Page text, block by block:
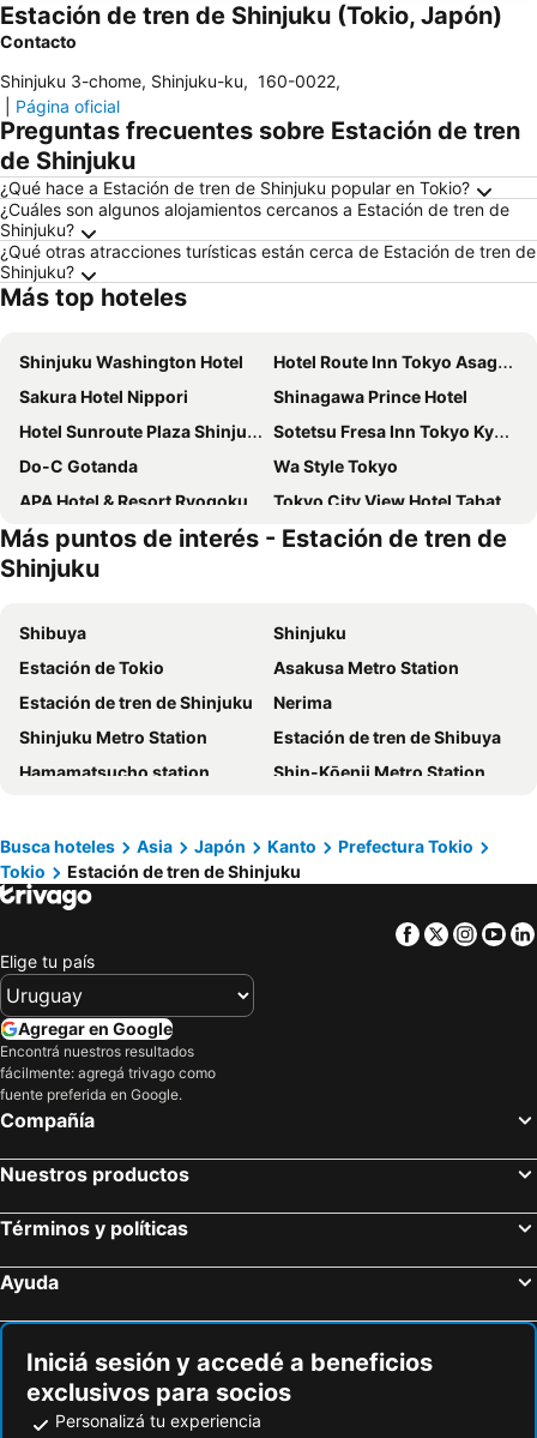
Estación de tren de Shinjuku (Tokio, Japón)
Contacto
Shinjuku 3-chome, Shinjuku-ku, 160-0022,
Página oficial
Preguntas frecuentes sobre Estación de tren
de Shinjuku
¿Qué hace a Estación de tren de Shinjuku popular en Tokio?
¿Cuáles son algunos alojamientos cercanos a Estación de tren de
Shinjuku?
¿Qué otras atracciones turísticas están cerca de Estación de tren de
Shinjuku?
Más top hoteles
Shinjuku Washington Hotel
Hotel Route Inn Tokyo Asagaya
Sakura Hotel Nippori
Shinagawa Prince Hotel
Hotel Sunroute Plaza Shinjuku
Sotetsu Fresa Inn Tokyo Kyobashi
Do-C Gotanda
Wa Style Tokyo
APA Hotel & Resort Ryogoku Ekimae Tower
Tokyo City View Hotel Tabata Station
Shibuya Excel Hotel Tokyu
Shinjuku Granbell Hotel
Hotel Sunlite Shinjuku
LYURO Tokyo Kiyosumi by THE SHARE HOTELS
Nishitetsu Inn Shinjuku
remm Roppongi
Hotel Sunroute Asakusa
Urayasu Sun Hotel
The Royal Park Hotel Iconic Tokyo Shiodome
Shibuya Tokyu REI Hotel
THE KNOT TOKYO Shinjuku
Mitsui Garden Hotel Otemachi
E Hotel Higashi Shinjuku
APA Hotel Akihabaraeki Denkigaiguchi
Do-c Shibuya Ebisu
Super Hotel Shinjuku Kabukicho
APA Hotel Shinjuku Kabukicho Chuo
Palace Hotel Tokyo
Sotetsu Grand Fresa Tokyo-Bay Ariake
Wasabi Mita Hotel
hotel MONday Premium 豊洲
Hotel Gracery Shinjuku
Hotel Ryumeikan Tokyo
Toyoko Inn Shinjuku Kabuki-Cho
Super Hotel Tokyo Kinshicho Ekimae
Hotel Livemax Tokyo Kanda East
HOTEL MYSTAYS Ochanomizu Conference Center
Kadoya Hotel
Shinjuku Prince Hotel
Citadines Central Shinjuku Tokyo
HOTEL LiVEMAX Shinjuku Kabukicho-Meijidori
R&B Hotel Ueno Hirokoji
Centurion Hotel Ikebukuro
Shinjuku Sun Park Hotel
Más puntos de interés - Estación de tren de
Shinjuku
Shibuya
Shinjuku
Estación de Tokio
Asakusa Metro Station
Estación de tren de Shinjuku
Nerima
Shinjuku Metro Station
Estación de tren de Shibuya
Hamamatsucho station
Shin-Kōenji Metro Station
Kokubunji
Matsumoto Station
Omotesando
Akasaka
Shimokitazawa
Nihombashi
Katsushika
Hakuba Iwatake Snow Field
Gokokuji Metro Station
Minato
Estación de tren y metro de Asakusa
Ayase Metro Station
Haneda Airport Terminal 2
Narita International Airport
Shinjukusanchome Station
NS Event Hall
Gobierno Metropolitano de Tokio
NTT Docomo Yoyogi
Yoyogi Station
Nishi-Shinjuku Metro Station
Shinjuku-gyoemmae Metro Station
Bellesalle Shinjuku Central Park
Busca hoteles Asia Japón Kanto
Prefectura Tokio
Tokio
Estación de tren de Shinjuku
Facebook
Twitter
Elige tu país
Agregar en Google
Encontrá nuestros resultados
fácilmente: agregá trivago como
fuente preferida en Google.
Compañía
Nuestros productos
Términos y políticas
Ayuda
Iniciá sesión y accedé a beneficios
exclusivos para socios
Personalizá tu experiencia